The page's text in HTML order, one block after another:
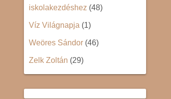
iskolakezdéshez (48)
Víz Világnapja (1)
Weöres Sándor (46)
Zelk Zoltán (29)